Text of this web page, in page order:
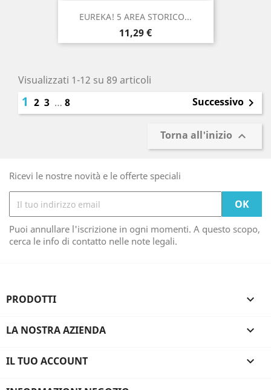
EUREKA! 5 AREA STORICO...
Prezzo
11,29 €
Visualizzati 1-12 su 89 articoli
1 2 3 … 8 Successivo 
Torna all'inizio 
Ricevi le nostre novità e le offerte speciali
Puoi annullare l'iscrizione in ogni momenti. A questo scopo,
cerca le info di contatto nelle note legali.
PRODOTTI 
LA NOSTRA AZIENDA 
IL TUO ACCOUNT 